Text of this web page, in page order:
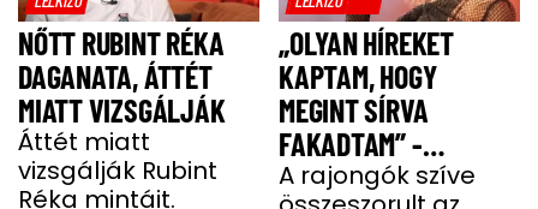
NŐTT RUBINT RÉKA
DAGANATA, ÁTTÉT
MIATT VIZSGÁLJÁK
Áttét miatt
vizsgálják Rubint
Réka mintáit.
„OLYAN HÍREKET
KAPTAM, HOGY
MEGINT SÍRVA
FAKADTAM” -
TELJESEN ÖSSZETÖRT
A rajongók szíve